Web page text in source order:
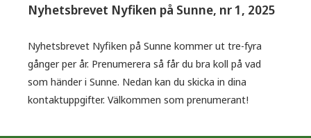
Nyhetsbrevet Nyfiken på Sunne, nr 1, 2025
Nyhetsbrevet Nyfiken på Sunne kommer ut tre-fyra
gånger per år. Prenumerera så får du bra koll på vad
som händer i Sunne. Nedan kan du skicka in dina
kontaktuppgifter. Välkommen som prenumerant!